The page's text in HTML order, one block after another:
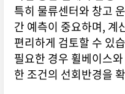
특히 물류센터와 창고
간 예측이 중요하며, 계
편리하게 검토할 수 있
필요한 경우 휠베이스
한 조건의 선회반경을